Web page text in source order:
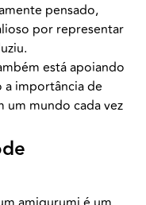
pensado,
por representar
está apoiando
a importância de
um mundo cada vez